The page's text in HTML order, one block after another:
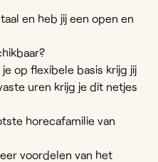
en heb jij een open en
op flexibele basis krijg jij
uren krijg je dit netjes
horecafamilie van
voordelen van het